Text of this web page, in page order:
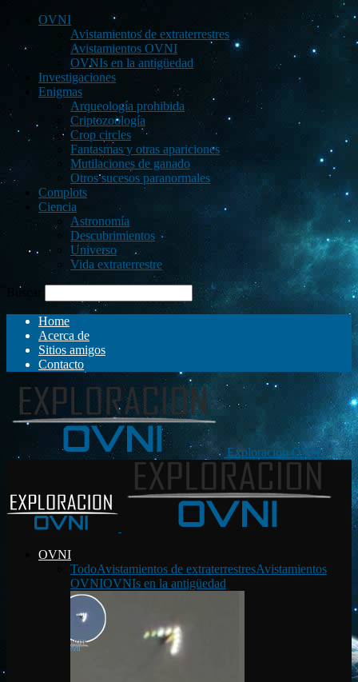
OVNI
Avistamientos de extraterrestres
Avistamientos OVNI
OVNIs en la antigüedad
Investigaciones
Enigmas
Arqueología prohibida
Criptozoología
Crop circles
Fantasmas y otras apariciones
Mutilaciones de ganado
Otros sucesos paranormales
Complots
Ciencia
Astronomía
Descubrimientos
Universo
Vida extraterrestre
Buscar
Home
Acerca de
Sitios amigos
Contacto
Exploración OVNI
OVNI
TodoAvistamientos de extraterrestresAvistamientos
OVNIOVNIs en la antigüedad